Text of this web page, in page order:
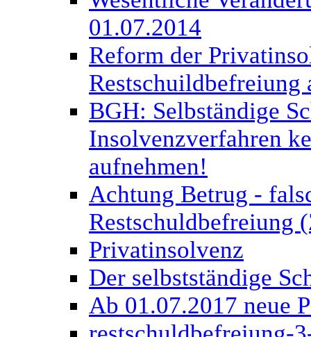
01.07.2014
Reform der
Restschuildbefreiung
BGH: Selbständige
Insolvenzverfahren
aufnehmen!
Achtung Betrug -
Restschuldbefreiung
Privatinsolvenz
Der selbstständige
Ab 01.07.2017 neue